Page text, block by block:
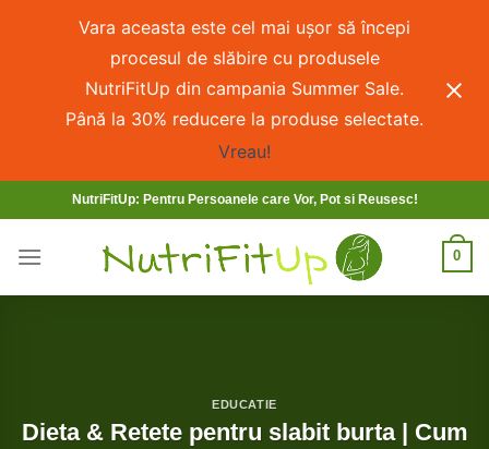
Vara aceasta este cel mai ușor să începi
procesul de slăbire cu produsele
NutriFitUp din campania Summer Sale.
Până la 30% reducere la produse selectate.
Vreau!
NutriFitUp: Pentru Persoanele care Vor, Pot si Reusesc!
0
EDUCATIE
Dieta & Retete pentru slabit burta | Cum